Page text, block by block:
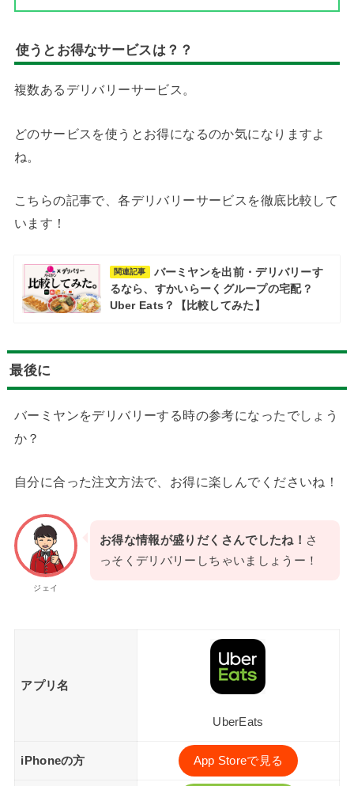
使うとお得なサービスは？？
複数あるデリバリーサービス。
どのサービスを使うとお得になるのか気になりますよ
ね。
こちらの記事で、各デリバリーサービスを徹底比較して
います！
関連記事
バーミヤンを出前・デリバリーす
るなら、すかいらーくグループの宅配？
Uber Eats？【比較してみた】
最後に
バーミヤンをデリバリーする時の参考になったでしょう
か？
自分に合った注文方法で、お得に楽しんでくださいね！
ジェイ
お得な情報が盛りだくさんでしたね！ さ
っそくデリバリーしちゃいましょうー！
アプリ名
UberEats
iPhoneの方 App Storeで見る